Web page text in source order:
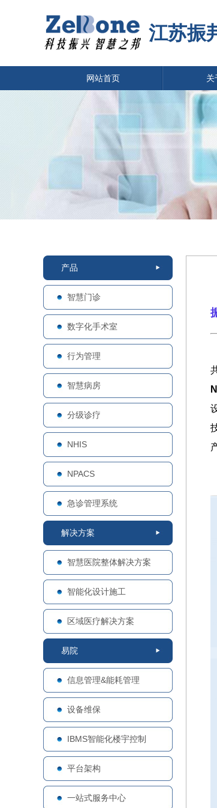
江苏振
网站首页 关
产品
智慧门诊
数字化手术室
行为管理
智慧病房
分级诊疗
NHIS
NPACS
急诊管理系统
解决方案
智慧医院整体解决方案
智能化设计施工
区域医疗解决方案
易院
信息管理&能耗管理
设备维保
IBMS智能化楼宇控制
平台架构
一站式服务中心